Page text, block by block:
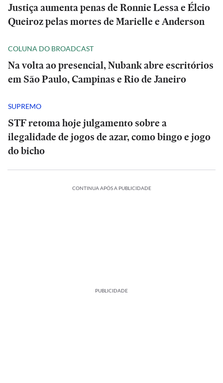
Justiça aumenta penas de Ronnie Lessa e Élcio
Queiroz pelas mortes de Marielle e Anderson
COLUNA DO BROADCAST
Na volta ao presencial, Nubank abre escritórios
em São Paulo, Campinas e Rio de Janeiro
SUPREMO
STF retoma hoje julgamento sobre a
ilegalidade de jogos de azar, como bingo e jogo
do bicho
CONTINUA APÓS A PUBLICIDADE
PUBLICIDADE